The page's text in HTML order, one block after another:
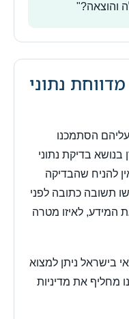
והוצאה?"
נתוני
הסתמכנו
בנושא בדיקת נתוני
להניח שהבדיקה
תשובה כתובה לפני
המידע, לאיזו מטרה
בישראל ניתן למצוא
מחליף את מדיניות